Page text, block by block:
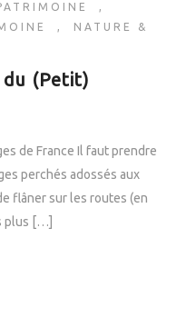
,
, NATURE &
du (Petit)
de France Il faut prendre
perchés adossés aux
flâner sur les routes (en
plus […]